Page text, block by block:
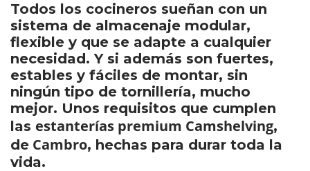
Todos los cocineros sueñan con un
sistema de almacenaje modular,
flexible y que se adapte a cualquier
necesidad. Y si además son fuertes,
estables y fáciles de montar, sin
ningún tipo de tornillería, mucho
mejor. Unos requisitos que cumplen
las estanterías premium Camshelving,
de Cambro, hechas para durar toda la
vida.